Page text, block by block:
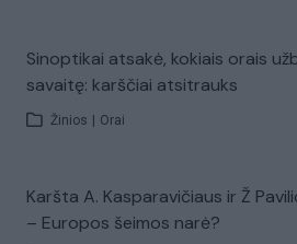
Sinoptikai atsakė, kokiais orais
savaitę: karščiai atsitrauks
Žinios Orai
Karšta A. Kasparavičiaus ir Ž
– Europos šeimos narė?